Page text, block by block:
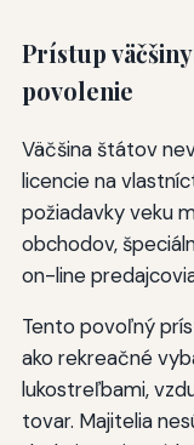
Prístup
povolenie
Väčšina štátov
licencie na
požiadavky veku
obchodov,
on-line
Tento povoľný
ako rekreačné
lukostreľbami,
tovar. Majitelia